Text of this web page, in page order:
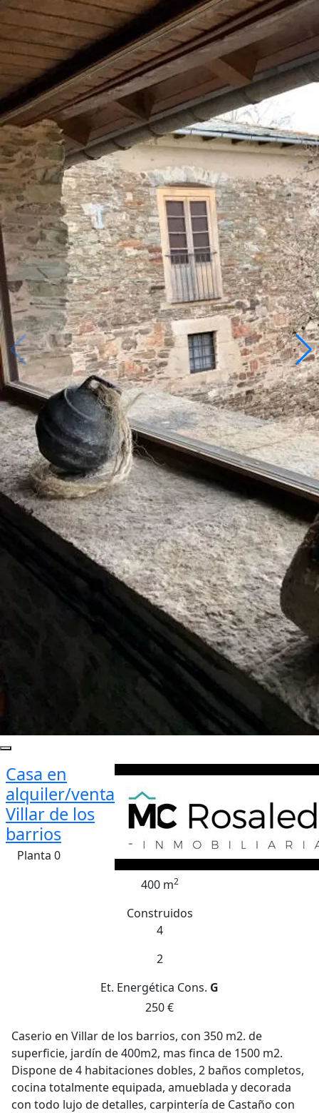
Casa en
alquiler/venta
Villar de los
barrios
Planta 0
400 m2
Construidos
4
2
Et. Energética Cons. G
250 €
Caserio en Villar de los barrios, con 350 m2. de
superficie, jardín de 400m2, mas finca de 1500 m2.
Dispone de 4 habitaciones dobles, 2 baños completos,
cocina totalmente equipada, amueblada y decorada
con todo lujo de detalles, carpintería de Castaño con